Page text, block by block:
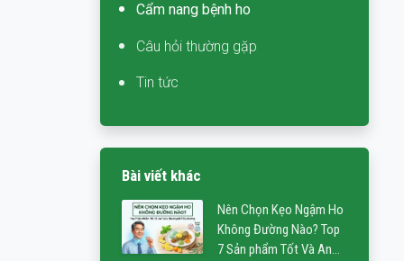
Cẩm nang bệnh ho
Câu hỏi thường gặp
Tin tức
Bài viết khác
Nên Chọn Kẹo Ngậm Ho
Không Đường Nào? Top
7 Sản phẩm Tốt Và An